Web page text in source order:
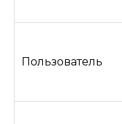
Пользователь